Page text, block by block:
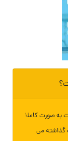
به صورت کاملا
گذاشته می